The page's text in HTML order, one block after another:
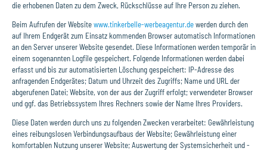
die erhobenen Daten zu dem Zweck, Rückschlüsse auf Ihre Person zu ziehen.
Beim Aufrufen der Websitewww.tinkerbelle-werbeagentur.dewerden durch den
auf Ihrem Endgerät zum Einsatz kommenden Browser automatisch Informationen
an den Server unserer Website gesendet. Diese Informationen werden temporär in
einem sogenannten Logfile gespeichert. Folgende Informationen werden dabei
erfasst und bis zur automatisierten Löschung gespeichert: IP-Adresse des
anfragenden Endgerätes; Datum und Uhrzeit des Zugriffs; Name und URL der
abgerufenen Datei; Website, von der aus der Zugriff erfolgt; verwendeter Browser
und ggf. das Betriebssystem Ihres Rechners sowie der Name Ihres Providers.
Diese Daten werden durch uns zu folgenden Zwecken verarbeitet: Gewährleistung
eines reibungslosen Verbindungsaufbaus der Website; Gewährleistung einer
komfortablen Nutzung unserer Website; Auswertung der Systemsicherheit und -